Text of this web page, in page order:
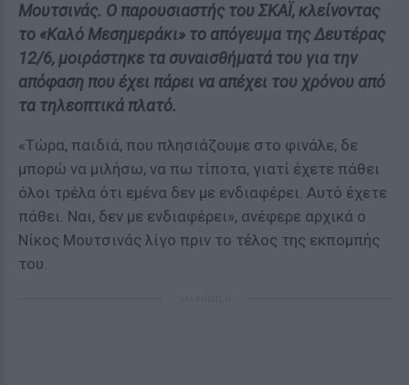
Μουτσινάς. Ο παρουσιαστής του ΣΚΑΪ, κλείνοντας
το «Καλό Μεσημεράκι» το απόγευμα της Δευτέρας
12/6, μοιράστηκε τα συναισθήματά του για την
απόφαση που έχει πάρει να απέχει του χρόνου από
τα τηλεοπτικά πλατό.
«Τώρα, παιδιά, που πλησιάζουμε στο φινάλε, δε
μπορώ να μιλήσω, να πω τίποτα, γιατί έχετε πάθει
όλοι τρέλα ότι εμένα δεν με ενδιαφέρει. Αυτό έχετε
πάθει. Ναι, δεν με ενδιαφέρει», ανέφερε αρχικά ο
Νίκος Μουτσινάς λίγο πριν το τέλος της εκπομπής
του.